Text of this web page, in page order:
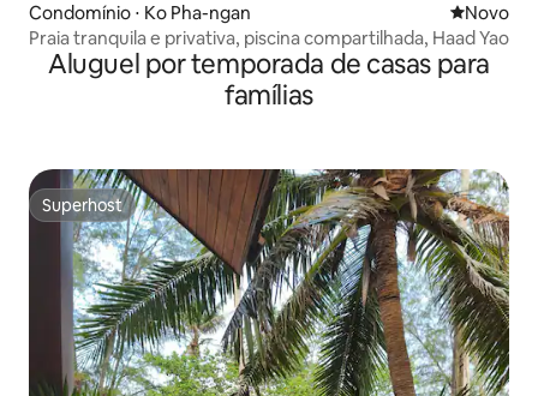
Condomínio ⋅ Ko Pha-ngan Novo
Novo
Praia tranquila e privativa, piscina compartilhada, Haad Yao
Aluguel por temporada de casas para
famílias
Superhost
Superhost